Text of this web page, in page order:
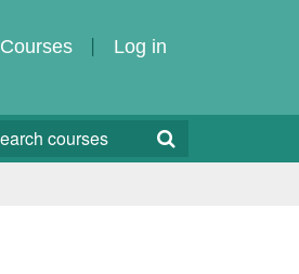
Courses Log in